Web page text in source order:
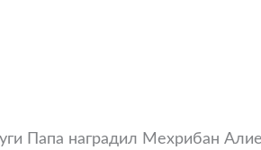
Папа наградил Мехрибан